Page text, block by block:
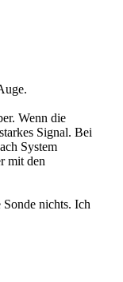
Wenn die
Signal. Bei
System
mit den
nichts. Ich